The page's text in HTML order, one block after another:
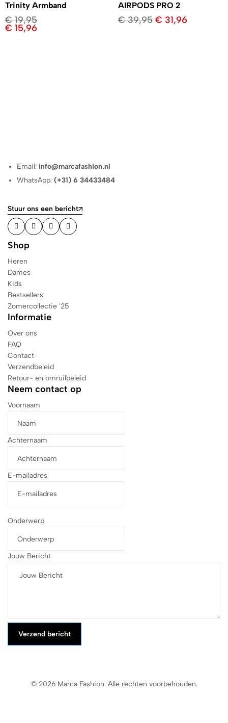
Trinity Armband
€19,95
€ 15,96
AIRPODS PRO 2
€39,95 € 31,96
Email: info@marcafashion.nl
WhatsApp:(+31) 6 34433484
Stuur ons een bericht
Shop
Heren
Dames
Kids
Bestsellers
Zomercollectie '25
Informatie
Over ons
FAQ
Contact
Verzendbeleid
Retour- en omruilbeleid
Neem contact op
Voornaam
Achternaam
E-mailadres
Onderwerp
Jouw Bericht
Verzend bericht
© 2026 Marca Fashion. Alle rechten voorbehouden.